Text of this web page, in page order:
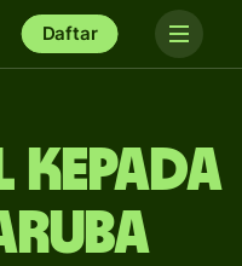
Daftar
kepada